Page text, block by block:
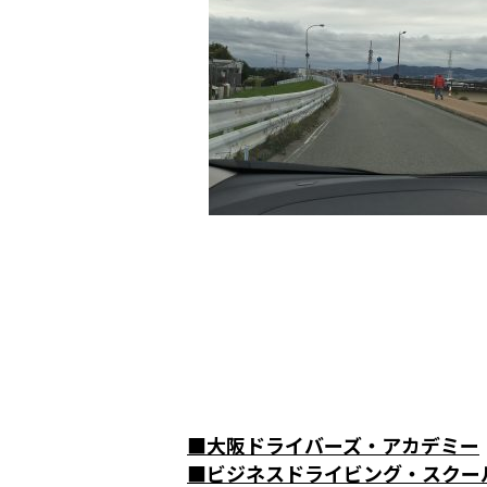
■大阪ドライバーズ・アカデミー
■ビジネスドライビング・スクー